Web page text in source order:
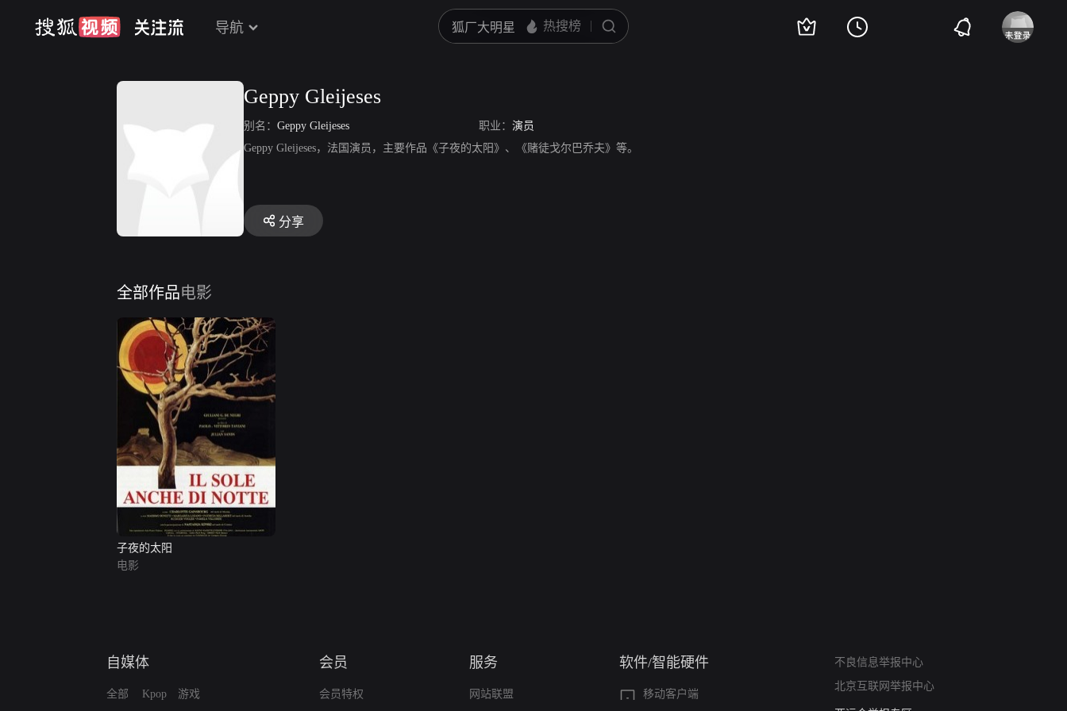
导航
Geppy Gleijeses
别名： Geppy Gleijeses 职业： 演员
Geppy Gleijeses，法国演员，主要作品《子夜的太阳》、《赌徒戈尔巴乔夫》等。
分享
全部作品电影
子夜的太阳
电影
自媒体
全部 Kpop 游戏
会员
会员特权
服务
网站联盟
软件/智能硬件
移动客户端
不良信息举报中心
北京互联网举报中心
算法推荐专项举报